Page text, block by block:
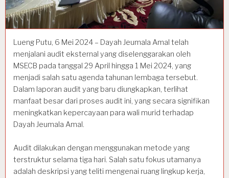
Lueng Putu, 6 Mei 2024 – Dayah Jeumala Amal telah
menjalani audit eksternal yang diselenggarakan oleh
MSECB pada tanggal 29 April hingga 1 Mei 2024, yang
menjadi salah satu agenda tahunan lembaga tersebut.
Dalam laporan audit yang baru diungkapkan, terlihat
manfaat besar dari proses audit ini, yang secara signifikan
meningkatkan kepercayaan para wali murid terhadap
Dayah Jeumala Amal.
Audit dilakukan dengan menggunakan metode yang
terstruktur selama tiga hari. Salah satu fokus utamanya
adalah deskripsi yang teliti mengenai ruang lingkup kerja,